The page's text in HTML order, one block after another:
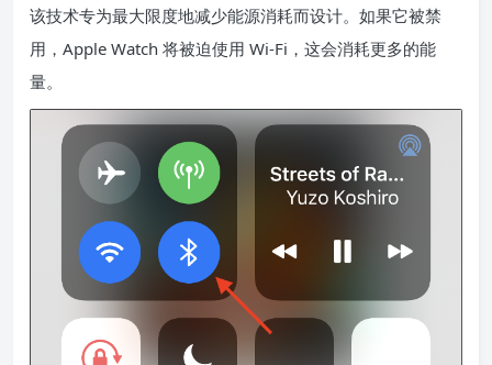
该技术专为最大限度地减少能源消耗而设计。如果它被禁
用，Apple Watch 将被迫使用 Wi-Fi，这会消耗更多的能
量。